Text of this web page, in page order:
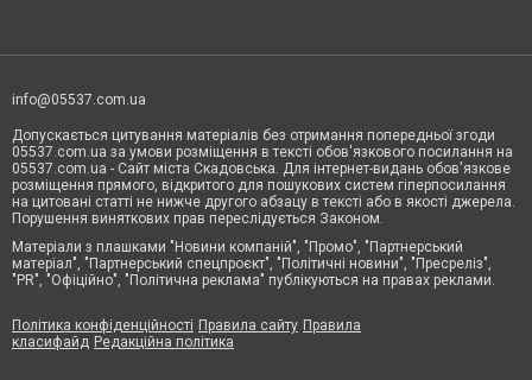
info@05537.com.ua
Допускається цитування матеріалів без отримання попередньої згоди
05537.com.ua за умови розміщення в тексті обов'язкового посилання на
05537.com.ua - Сайт міста Скадовська. Для інтернет-видань обов'язкове
розміщення прямого, відкритого для пошукових систем гіперпосилання
на цитовані статті не нижче другого абзацу в тексті або в якості джерела.
Порушення виняткових прав переслідується Законом.
Матеріали з плашками "Новини компаній", "Промо", "Партнерський
матеріал", "Партнерський спецпроєкт", "Політичні новини", "Пресреліз",
"PR", "Офіційно", "Політична реклама" публікуються на правах реклами.
Політика конфіденційності Правила сайту Правила
класифайд Редакційна політика